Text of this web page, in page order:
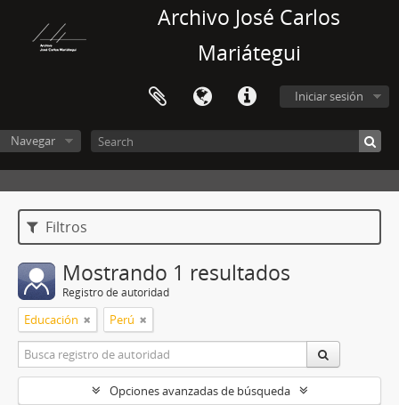
Archivo José Carlos
Mariátegui
Iniciar sesión
Navegar
Filtros
Mostrando 1 resultados
Registro de autoridad
Educación Perú
Opciones avanzadas de búsqueda